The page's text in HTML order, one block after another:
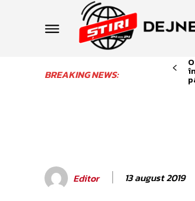
BREAKING NEWS:
Editor 13 august 2019